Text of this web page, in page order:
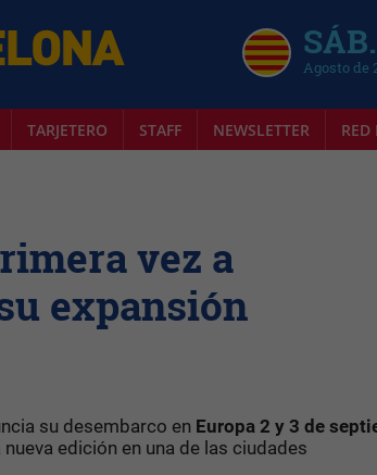
Agosto de
TARJETERO STAFF NEWSLETTER
vez a
expansión
su desembarco en Europa 2 y 3 de
edición en una de las ciudades